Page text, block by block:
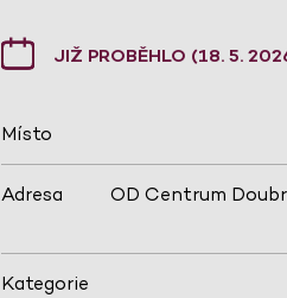
JIŽ PROBĚHLO (18. 5.
Místo
Adresa
OD Centrum
Kategorie